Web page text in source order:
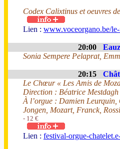
Codex Calixtinus et oeuvres
Lien : www.voceorgano.be/
20:00
Sonia Sempere Pelaprat,
20:15
Le Chœur « Les Amis de
Direction : Béatrice Mestdagh
À l’orgue : Damien Leurquin,
Jongen, Mozart, Franck,
- 12 €
Lien : festival-orgue-